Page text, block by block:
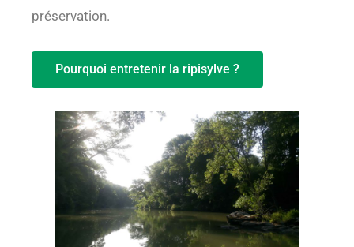
préservation.
Pourquoi entretenir la ripisylve ?